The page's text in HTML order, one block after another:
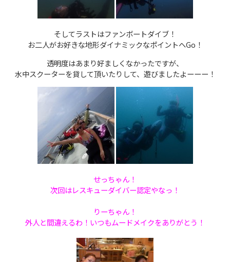
そしてラストはファンボートダイブ！
お二人がお好きな地形ダイナミックなポイントへGo！
透明度はあまり好ましくなかったですが、
水中スクーターを貸して頂いたりして、遊びましたよーーー！
せっちゃん！
次回はレスキューダイバー認定やなっ！
りーちゃん！
外人と間違えるわ！いつもムードメイクをありがとう！